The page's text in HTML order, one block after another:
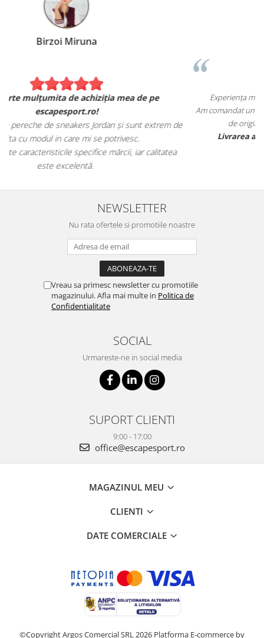
de
Experiența mea cu escapesport.ro a fost una foarte pozitivă!
Am comandat un trening Nike, și pot spune că sunt foarte
de originalitatea produselor. Totul a fost autentic.
Livrarea a fost rapidă, iar comanda a fost corectă.
NEWSLETTER
Nu rata ofertele si promotiile noastre
Vreau sa primesc newsletter cu promotiile
magazinului. Afla mai multe in Politica de
Confidentialitate
SOCIAL
Urmareste-ne in social media
SUPORT CLIENTI
9:00 - 17:00
office@escapesport.ro
MAGAZINUL MEU
CLIENTI
DATE COMERCIALE
©Copyright Argos Comercial SRL 2026 Platforma E-commerce by